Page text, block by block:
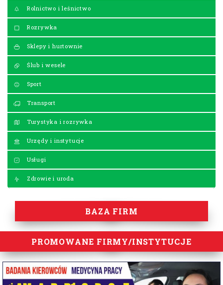
Rolnictwo i leśnictwo
Rozrywka
Sklepy i hurtownie
Ślub i wesele
Sport
Transport
Turystyka i rozrywka
Urzędy i instytucje
Usługi
Zdrowie i uroda
BAZA FIRM
PROMOWANE FIRMY/INSTYTUCJE